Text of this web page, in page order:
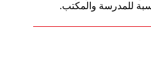
للمدرسة والمكتب.